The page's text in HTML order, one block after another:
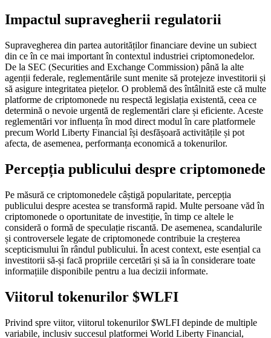
Impactul supravegherii regulatorii
Supravegherea din partea autorităților financiare devine un subiect
din ce în ce mai important în contextul industriei criptomonedelor.
De la SEC (Securities and Exchange Commission) până la alte
agenții federale, reglementările sunt menite să protejeze investitorii și
să asigure integritatea piețelor. O problemă des întâlnită este că multe
platforme de criptomonede nu respectă legislația existentă, ceea ce
determină o nevoie urgentă de reglementări clare și eficiente. Aceste
reglementări vor influența în mod direct modul în care platformele
precum World Liberty Financial își desfășoară activitățile și pot
afecta, de asemenea, performanța economică a tokenurilor.
Percepția publicului despre criptomonede
Pe măsură ce criptomonedele câștigă popularitate, percepția
publicului despre acestea se transformă rapid. Multe persoane văd în
criptomonede o oportunitate de investiție, în timp ce altele le
consideră o formă de speculație riscantă. De asemenea, scandalurile
și controversele legate de criptomonede contribuie la creșterea
scepticismului în rândul publicului. În acest context, este esențial ca
investitorii să-și facă propriile cercetări și să ia în considerare toate
informațiile disponibile pentru a lua decizii informate.
Viitorul tokenurilor $WLFI
Privind spre viitor, viitorul tokenurilor $WLFI depinde de multiple
variabile, inclusiv succesul platformei World Liberty Financial,